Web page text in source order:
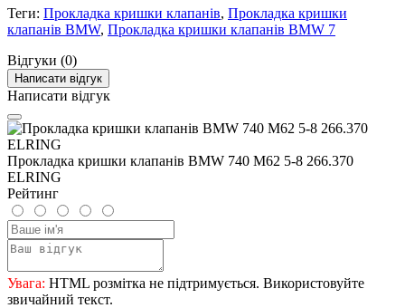
Теги: Прокладка кришки клапанів, Прокладка кришки
клапанів BMW, Прокладка кришки клапанів BMW 7
Відгуки (0)
Написати відгук
Написати відгук
Прокладка кришки клапанів BMW 740 M62 5-8 266.370
ELRING
Рейтинг
Увага: HTML розмітка не підтримується. Використовуйте
звичайний текст.